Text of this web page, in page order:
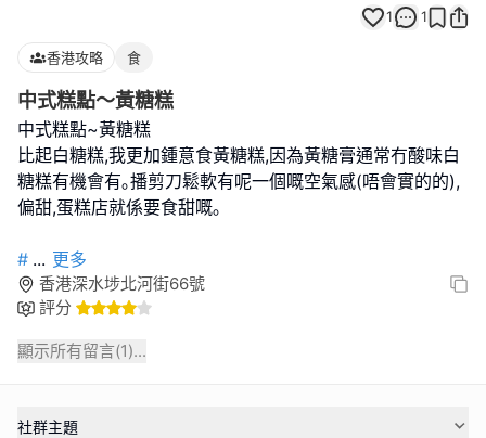
1 1
香港攻略 食
中式糕點～黃糖糕
中式糕點~黃糖糕
比起白糖糕,我更加鍾意食黃糖糕,因為黃糖膏通常冇酸味白
糖糕有機會有｡播剪刀鬆軟有呢一個嘅空氣感(唔會實的的),
偏甜,蛋糕店就係要食甜嘅｡
# ... 更多
香港深水埗北河街66號
評分
顯示所有留言(1)...
社群主題